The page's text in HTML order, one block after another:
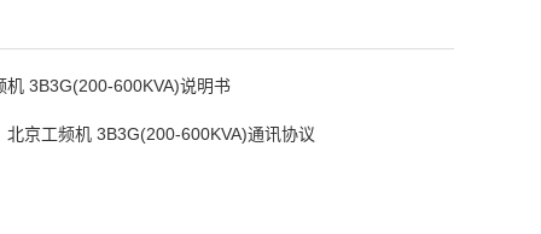
机 3B3G(200-600KVA)说明书
北京工频机 3B3G(200-600KVA)通讯协议